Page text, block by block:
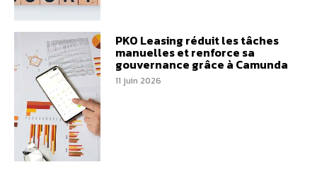
PKO Leasing réduit les tâches
manuelles et renforce sa
gouvernance grâce à Camunda
11 juin 2026